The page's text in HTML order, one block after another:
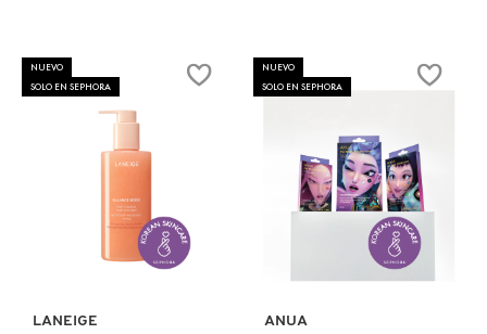
NUEVO
SOLO EN SEPHORA
Ver más
LANEIGE
NUEVO
SOLO EN SEPHORA
Ver más
ANUA